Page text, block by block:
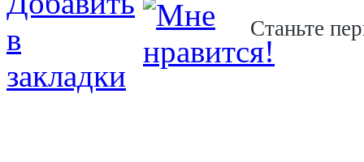
Станьте